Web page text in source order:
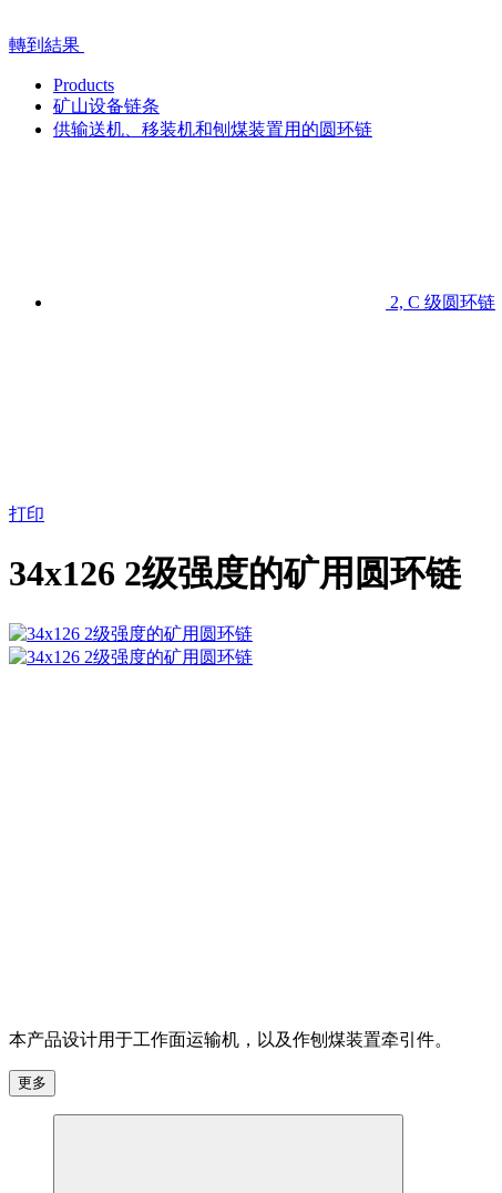
轉到結果
Products
矿山设备链条
供输送机、移装机和刨煤装置用的圆环链
2, С 级圆环链
打印
34х126 2级强度的矿用圆环链
本产品设计用于工作面运输机，以及作刨煤装置牵引件。
更多